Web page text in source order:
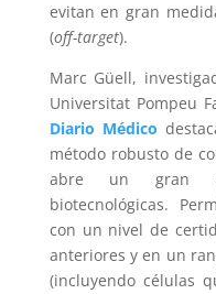
evitan en gran
(off-target).
Marc Güell,
Universitat Pompeu
Diario Médico
método robusto de
abre un gran
biotecnológicas.
con un nivel de
anteriores y en un
(incluyendo células